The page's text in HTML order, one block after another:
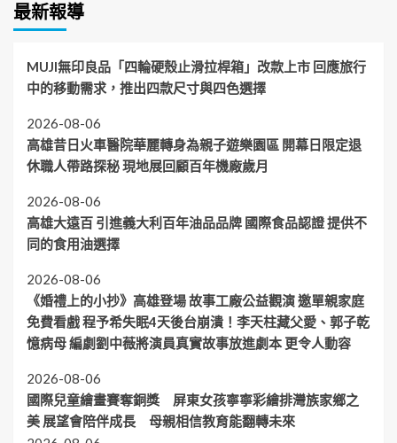
最新報導
MUJI無印良品「四輪硬殼止滑拉桿箱」改款上市 回應旅行
中的移動需求，推出四款尺寸與四色選擇
2026-08-06
高雄昔日火車醫院華麗轉身為親子遊樂園區 開幕日限定退
休職人帶路探秘 現地展回顧百年機廠歲月
2026-08-06
高雄大遠百 引進義大利百年油品品牌 國際食品認證 提供不
同的食用油選擇
2026-08-06
《婚禮上的小抄》高雄登場 故事工廠公益觀演 邀單親家庭
免費看戲 程予希失眠4天後台崩潰！李天柱藏父愛、郭子乾
憶病母 編劇劉中薇將演員真實故事放進劇本 更令人動容
2026-08-06
國際兒童繪畫賽奪銅獎 屏東女孩寧寧彩繪排灣族家鄉之
美 展望會陪伴成長 母親相信教育能翻轉未來